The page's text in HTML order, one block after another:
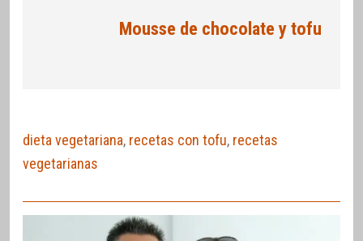
Mousse de chocolate y tofu
dieta vegetariana, recetas con tofu, recetas
vegetarianas